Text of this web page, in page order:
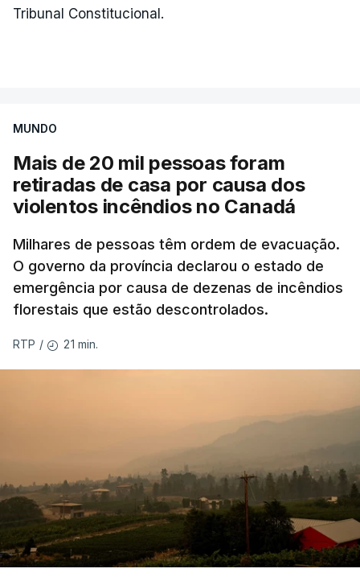
Tribunal Constitucional.
MUNDO
Mais de 20 mil pessoas foram
retiradas de casa por causa dos
violentos incêndios no Canadá
Milhares de pessoas têm ordem de evacuação.
O governo da província declarou o estado de
emergência por causa de dezenas de incêndios
florestais que estão descontrolados.
RTP / 21 min.